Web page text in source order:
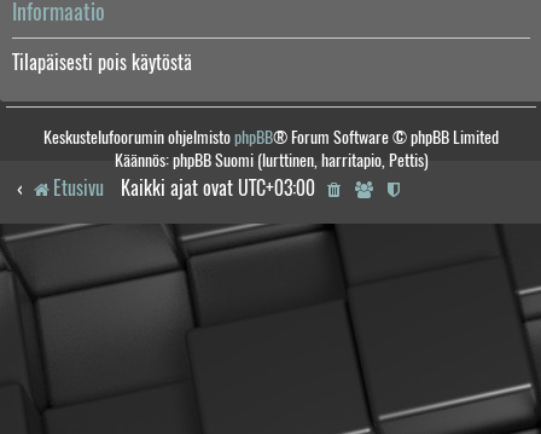
Informaatio
Tilapäisesti pois käytöstä
Keskustelufoorumin ohjelmistophpBB® Forum Software © phpBB Limited
Käännös: phpBB Suomi (lurttinen, harritapio, Pettis)
Etusivu Kaikki ajat ovat UTC+03:00